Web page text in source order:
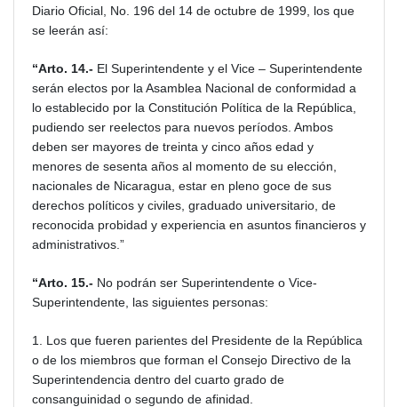
Diario Oficial, No. 196 del 14 de octubre de 1999, los que
se leerán así:
“Arto. 14.- El Superintendente y el Vice – Superintendente
serán electos por la Asamblea Nacional de conformidad a
lo establecido por la Constitución Política de la República,
pudiendo ser reelectos para nuevos períodos. Ambos
deben ser mayores de treinta y cinco años edad y
menores de sesenta años al momento de su elección,
nacionales de Nicaragua, estar en pleno goce de sus
derechos políticos y civiles, graduado universitario, de
reconocida probidad y experiencia en asuntos financieros y
administrativos.”
“Arto. 15.- No podrán ser Superintendente o Vice-
Superintendente, las siguientes personas:
1. Los que fueren parientes del Presidente de la República
o de los miembros que forman el Consejo Directivo de la
Superintendencia dentro del cuarto grado de
consanguinidad o segundo de afinidad.